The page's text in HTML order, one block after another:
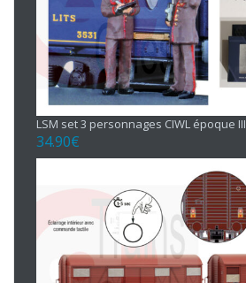
LSM set 3 personnages CIWL époque III
34.90€